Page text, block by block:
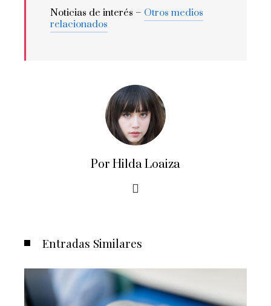
Noticias de interés – Otros medios
relacionados
Por Hilda Loaiza
Entradas Similares